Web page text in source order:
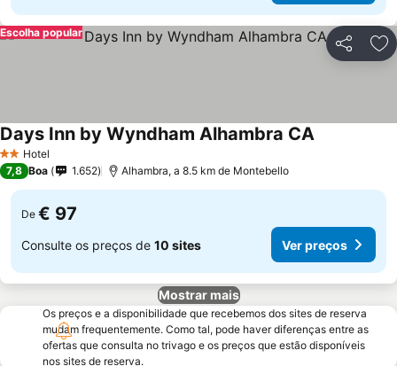
Partilhar
Escolha popular
2 Estrelas
Hotel
Days Inn by Wyndham Alhambra CA
7,8 Boa 1.652 Alhambra, a 8.5 km de Montebello
De € 97
Consulte os preços de 10 sites Ver preços
Mostrar mais
Os preços e a disponibilidade que recebemos dos sites de reserva
mudam frequentemente. Como tal, pode haver diferenças entre as
ofertas que consulta no trivago e os preços que estão disponíveis
nos sites de reserva.